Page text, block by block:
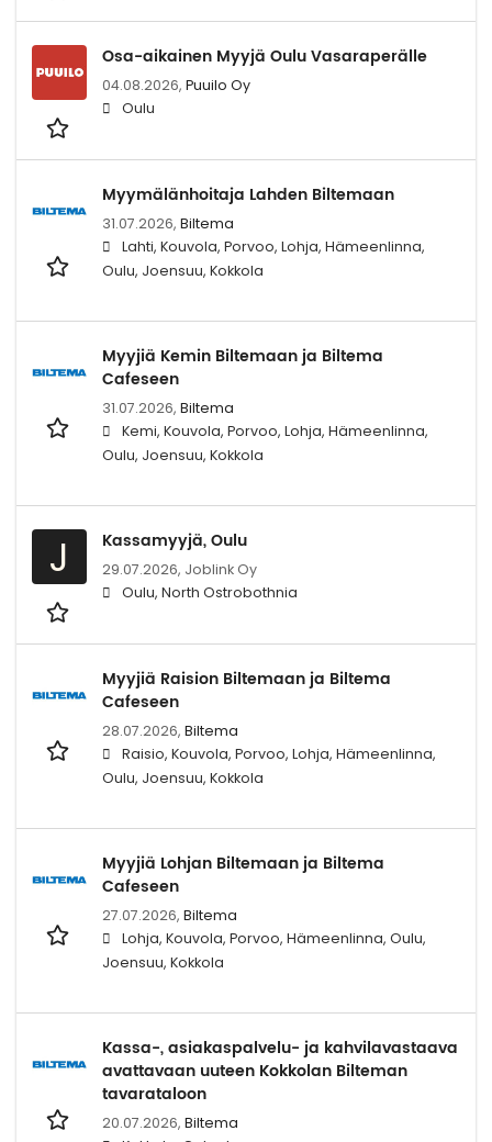
Osa-aikainen Myyjä Oulu Vasaraperälle
04.08.2026, Puuilo Oy
Oulu
Myymälänhoitaja Lahden Biltemaan
31.07.2026, Biltema
Lahti, Kouvola, Porvoo, Lohja, Hämeenlinna,
Oulu, Joensuu, Kokkola
Myyjiä Kemin Biltemaan ja Biltema
Cafeseen
31.07.2026, Biltema
Kemi, Kouvola, Porvoo, Lohja, Hämeenlinna,
Oulu, Joensuu, Kokkola
J Kassamyyjä, Oulu
29.07.2026, Joblink Oy
Oulu, North Ostrobothnia
Myyjiä Raision Biltemaan ja Biltema
Cafeseen
28.07.2026, Biltema
Raisio, Kouvola, Porvoo, Lohja, Hämeenlinna,
Oulu, Joensuu, Kokkola
Myyjiä Lohjan Biltemaan ja Biltema
Cafeseen
27.07.2026, Biltema
Lohja, Kouvola, Porvoo, Hämeenlinna, Oulu,
Joensuu, Kokkola
Kassa-, asiakaspalvelu- ja kahvilavastaava
avattavaan uuteen Kokkolan Bilteman
tavarataloon
20.07.2026, Biltema